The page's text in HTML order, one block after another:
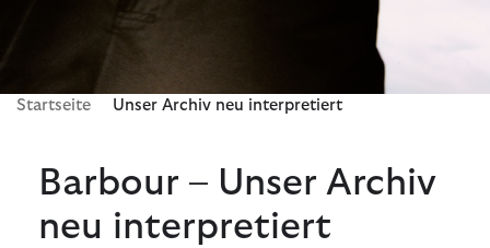
Startseite Unser Archiv neu interpretiert
Barbour – Unser Archiv
neu interpretiert